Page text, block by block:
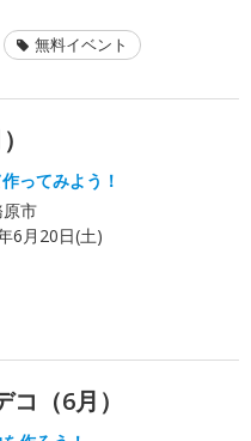
無料イベント
ってみよう！
原市
6月20日(土)
（6月）